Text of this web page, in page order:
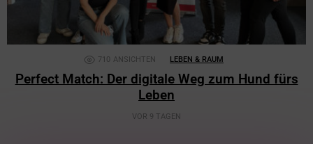
710 ANSICHTEN LEBEN & RAUM
Perfect Match: Der digitale Weg zum Hund fürs
Leben
VOR 9 TAGEN